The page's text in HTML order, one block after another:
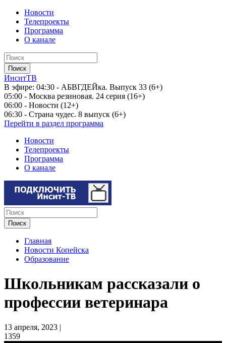
Новости
Телепроекты
Программа
О канале
ИнситТВ
В эфире: 04:30 - АБВГДЕЙка. Выпуск 33 (6+)
05:00 - Москва резиновая. 24 серия (16+)
06:00 - Новости (12+)
06:30 - Страна чудес. 8 выпуск (6+)
Перейти в раздел программа
Новости
Телепроекты
Программа
О канале
Главная
Новости Копейска
Образование
Школьникам рассказали о
профессии ветеринара
13 апреля, 2023 |
1359